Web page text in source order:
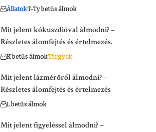
ÁllatokT-Ty betűs álmok
Mit jelent kókuszdióval álmodni? –
Részletes álomfejtés és értelmezés.
K betűs álmokTárgyak
Mit jelent lázmérőről álmodni? –
Részletes álomfejtés és értelmezés
L betűs álmok
Mit jelent figyeléssel álmodni? –